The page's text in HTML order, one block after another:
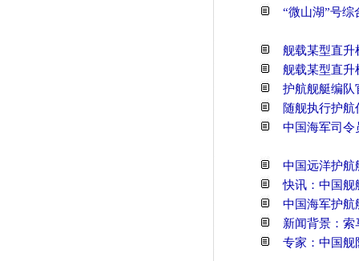
“微山湖”号综
舰载某型直升
舰载某型直升
护航舰艇编队
随舰执行护
中国海军司令
中国远洋护航
快讯：中国舰
中国海军护航
新闻背景：
专家：中国舰